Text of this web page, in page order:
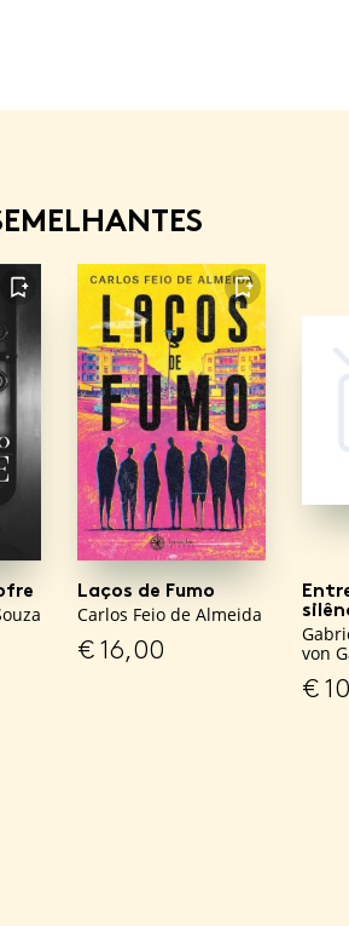
FAVORITO FAVORITO
Laços de Fumo
Carlos Feio de Almeida
€16,00
von
€